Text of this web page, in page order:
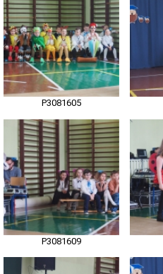
P3081605
P3081609